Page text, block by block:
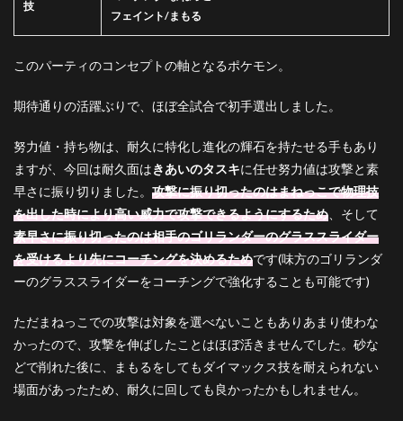
技
フェイント/まもる
このパーティのコンセプトの軸となるポケモン。
期待通りの活躍ぶりで、ほぼ全試合で初手選出しました。
努力値・持ち物は、耐久に特化し進化の輝石を持たせる手もあり
ますが、今回は耐久面はきあいのタスキに任せ努力値は攻撃と素
早さに振り切りました。 攻撃に振り切ったのはまねっこで物理技
を出した時により高い威力で攻撃できるようにするため 、そして
素早さに振り切ったのは相手のゴリランダーのグラススライダー
を受けるより先にコーチングを決めるためです(味方のゴリランダ
ーのグラススライダーをコーチングで強化することも可能です)
ただまねっこでの攻撃は対象を選べないこともありあまり使わな
かったので、攻撃を伸ばしたことはほぼ活きませんでした。砂な
どで削れた後に、まもるをしてもダイマックス技を耐えられない
場面があったため、耐久に回しても良かったかもしれません。